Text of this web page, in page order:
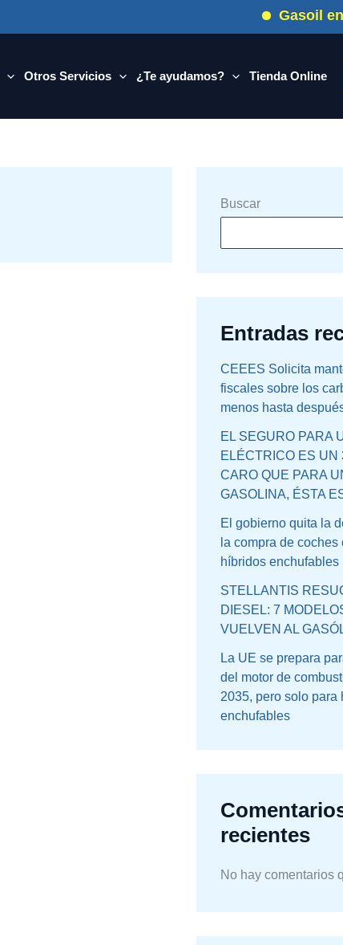
Gasoil en
Otros Servicios ¿Te ayudamos? Tienda Online
Buscar
Entradas
CEEES Solicita
fiscales sobre los
menos hasta
EL SEGURO PARA
ELÉCTRICO ES UN
CARO QUE PARA
GASOLINA, ÉSTA
El gobierno quita la
la compra de coches
híbridos enchufables
STELLANTIS
DIESEL: 7
VUELVEN AL
La UE se prepara
del motor de
2035, pero solo para
enchufables
recientes
No hay comentarios